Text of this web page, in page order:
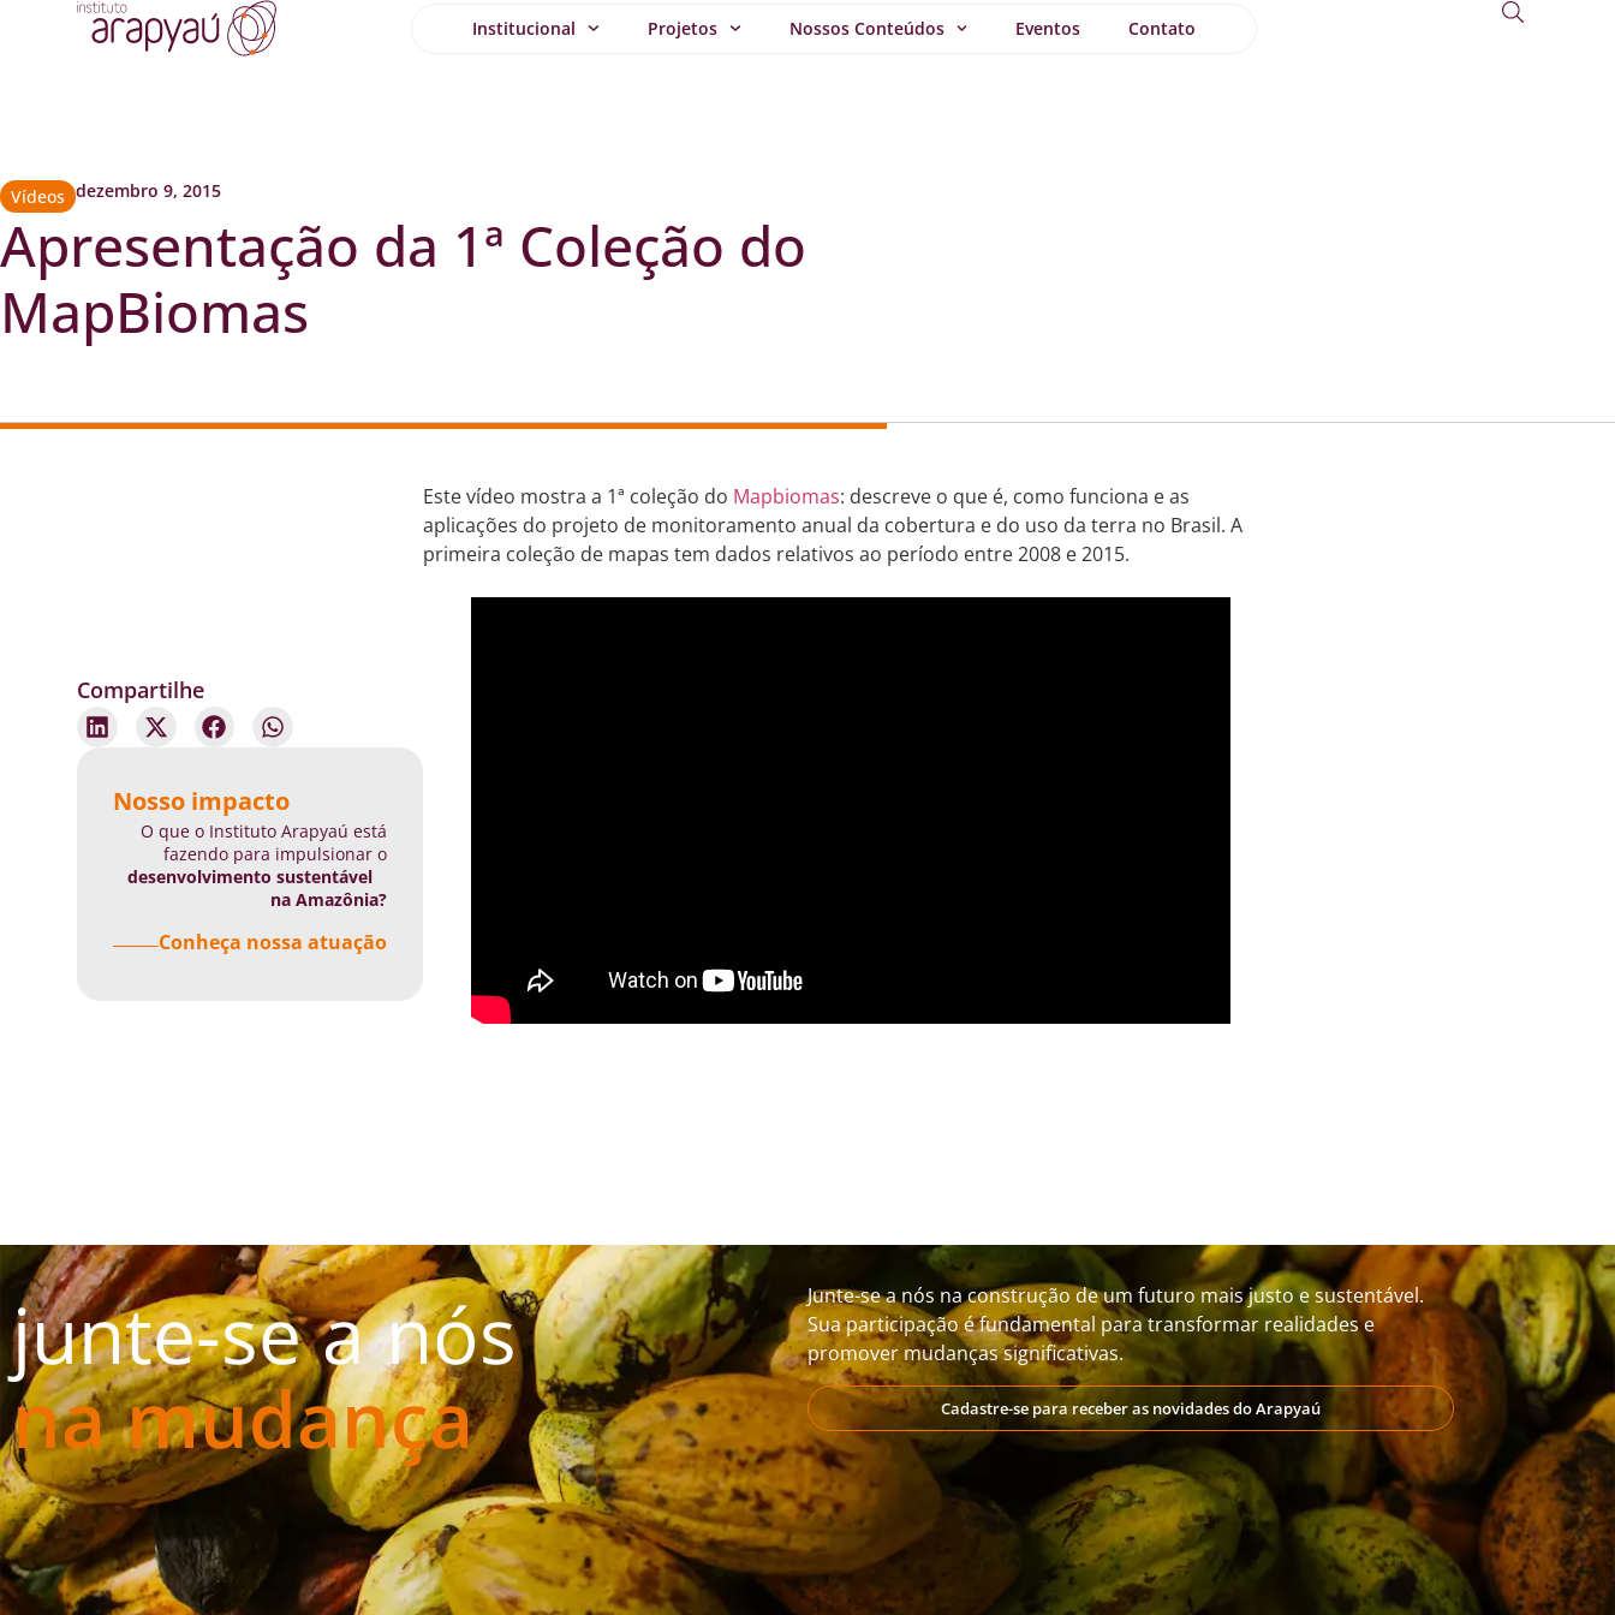
Institucional Projetos Nossos Conteúdos Eventos Contato
Vídeos dezembro 9, 2015
Apresentação da 1ª Coleção do
MapBiomas
Compartilhe
Nosso impacto
O que o Instituto Arapyaú está
fazendo para impulsionar o
desenvolvimento sustentável
na Amazônia?
Conheça nossa atuação
Este vídeo mostra a 1ª coleção do Mapbiomas: descreve o que é, como funciona e as
aplicações do projeto de monitoramento anual da cobertura e do uso da terra no Brasil. A
primeira coleção de mapas tem dados relativos ao período entre 2008 e 2015.
junte-se a nós
na mudança
Junte-se a nós na construção de um futuro mais justo e sustentável.
Sua participação é fundamental para transformar realidades e
promover mudanças significativas.
Cadastre-se para receber as novidades do Arapyaú